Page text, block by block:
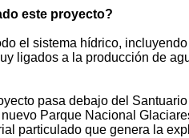
este proyecto?
el sistema hídrico, incluyendo
ligados a la producción de
pasa debajo del
Parque Nacional
particulado que genera la